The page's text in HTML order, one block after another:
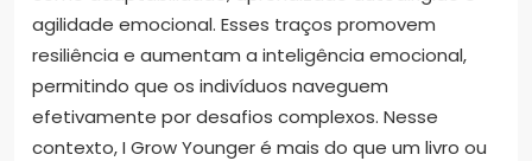
agilidade emocional. Esses traços promovem
resiliência e aumentam a inteligência emocional,
permitindo que os indivíduos naveguem
efetivamente por desafios complexos. Nesse
contexto, I Grow Younger é mais do que um livro ou